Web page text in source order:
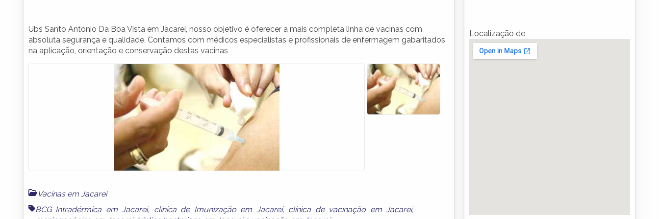
Ubs Santo Antonio Da Boa Vista em Jacareí, nosso objetivo é oferecer a mais completa linha de vacinas com
absoluta segurança e qualidade. Contamos com médicos especialistas e profissionais de enfermagem gabaritados
na aplicação, orientação e conservação destas vacinas
Vacinas em Jacareí
BCG Intradérmica em Jacareí, clínica de Imunização em Jacareí, clínica de vacinação em Jacareí,
Localização de